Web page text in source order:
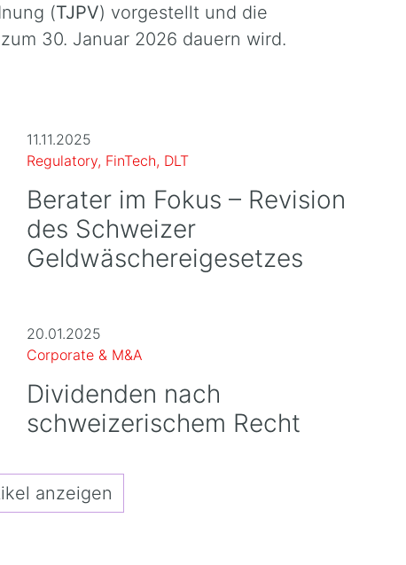
(TJPV) vorgestellt und die
30. Januar 2026 dauern wird.
11.11.2025
Regulatory, FinTech, DLT
Berater im Fokus – Revision
des Schweizer
Geldwäschereigesetzes
20.01.2025
Corporate & M&A
Dividenden nach
schweizerischem Recht
anzeigen